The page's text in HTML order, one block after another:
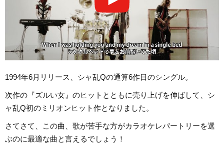
1994年6月リリース、シャ乱Qの通算6作目のシングル。
次作の『ズルい女』のヒットとともに売り上げを伸ばして、シ
ャ乱Q初のミリオンヒット作となりました。
さてさて、この曲、歌が苦手な方がカラオケレパートリーを選
ぶのに最適な曲と言えるでしょう！